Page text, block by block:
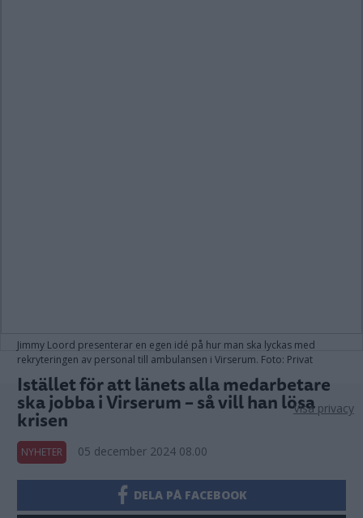
Jimmy Loord presenterar en egen idé på hur man ska lyckas med
rekryteringen av personal till ambulansen i Virserum. Foto: Privat
Istället för att länets alla medarbetare
ska jobba i Virserum – så vill han lösa
krisen
NYHETER 05 december 2024 08.00
DELA PÅ FACEBOOK
Visa privacy